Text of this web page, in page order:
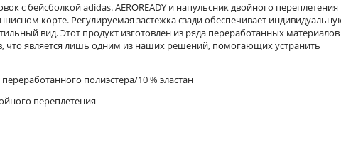
с бейсболкой adidas. AEROREADY и напульсник двойного переплетения
корте. Регулируемая застежка сзади обеспечивает
вид. Этот продукт изготовлен из ряда переработанных
что является лишь одним из наших решений, помогающих устранить
полиэстера/10 % эластан
переплетения